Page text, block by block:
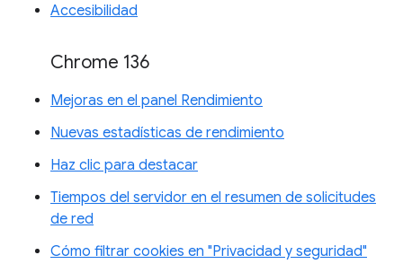
Accesibilidad
Chrome 136
Mejoras en el panel Rendimiento
Nuevas estadísticas de rendimiento
Haz clic para destacar
Tiempos del servidor en el resumen de solicitudes
de red
Cómo filtrar cookies en "Privacidad y seguridad"